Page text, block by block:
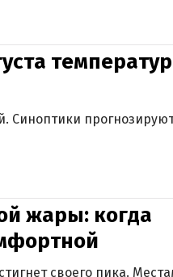
Синоптики
жары: когда
своего пика.